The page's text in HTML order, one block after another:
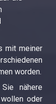
mit meiner
worden.
nähere
oder